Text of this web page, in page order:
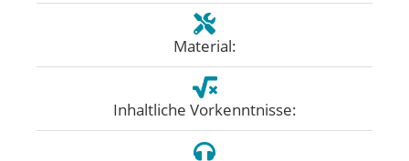
Material:
Inhaltliche Vorkenntnisse: